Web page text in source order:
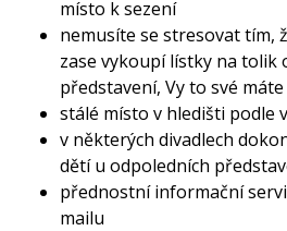
místo k sezení
nemusíte se stresovat tím,
zase vykoupí lístky na tolik
představení, Vy to své
stálé místo v hledišti podle
v některých divadlech
dětí u odpoledních
přednostní informační
mailu